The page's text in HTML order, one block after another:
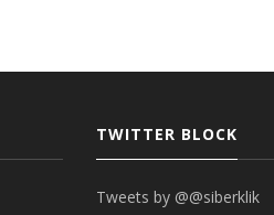
TWITTER BLOCK
Tweets by @@siberklik